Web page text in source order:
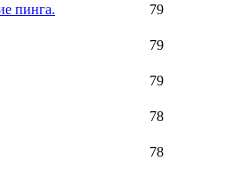
пинга.
79
79
79
78
78